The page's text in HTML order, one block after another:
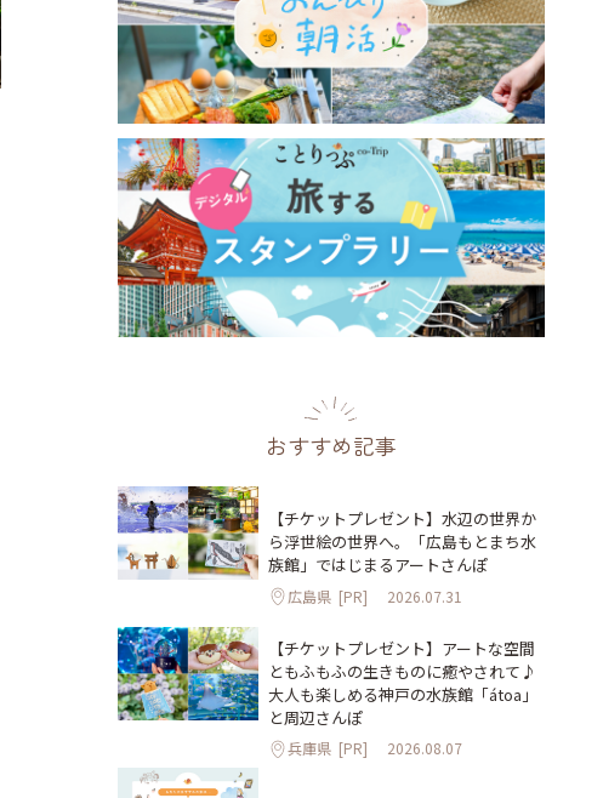
おしゃれなパッケージが目印。ほ
どよい酸味と苦みがおいしい
「AURORA COFFEE」
2017.02.19
おすすめ記事
【チケットプレゼント】水辺の世界か
ら浮世絵の世界へ。「広島もとまち水
族館」ではじまるアートさんぽ
広島県 [PR] 2026.07.31
【チケットプレゼント】アートな空間
ともふもふの生きものに癒やされて♪
大人も楽しめる神戸の水族館「átoa」
と周辺さんぽ
兵庫県 [PR] 2026.08.07